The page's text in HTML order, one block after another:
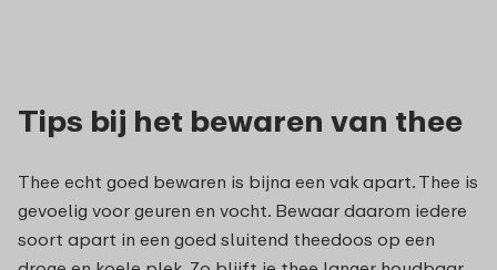
Tips bij het bewaren van thee
Thee echt goed bewaren is bijna een vak apart. Thee is
gevoelig voor geuren en vocht. Bewaar daarom iedere
soort apart in een goed sluitend theedoos op een